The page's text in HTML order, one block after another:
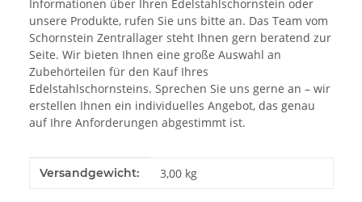
Informationen über Ihren Edelstahlschornstein oder
unsere Produkte, rufen Sie uns bitte an. Das Team vom
Schornstein Zentrallager steht Ihnen gern beratend zur
Seite. Wir bieten Ihnen eine große Auswahl an
Zubehörteilen für den Kauf Ihres
Edelstahlschornsteins. Sprechen Sie uns gerne an – wir
erstellen Ihnen ein individuelles Angebot, das genau
auf Ihre Anforderungen abgestimmt ist.
Produkteigenschaft
Wert
Versandgewicht: 3,00 kg